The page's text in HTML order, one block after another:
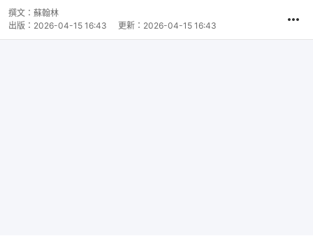
撰文： 蘇翰林
出版： 2026-04-15 16:43 更新： 2026-04-15 16:43